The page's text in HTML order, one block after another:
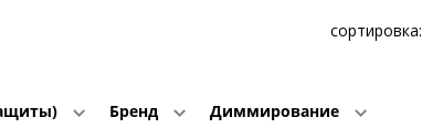
Бренд Диммирование
сортировка: